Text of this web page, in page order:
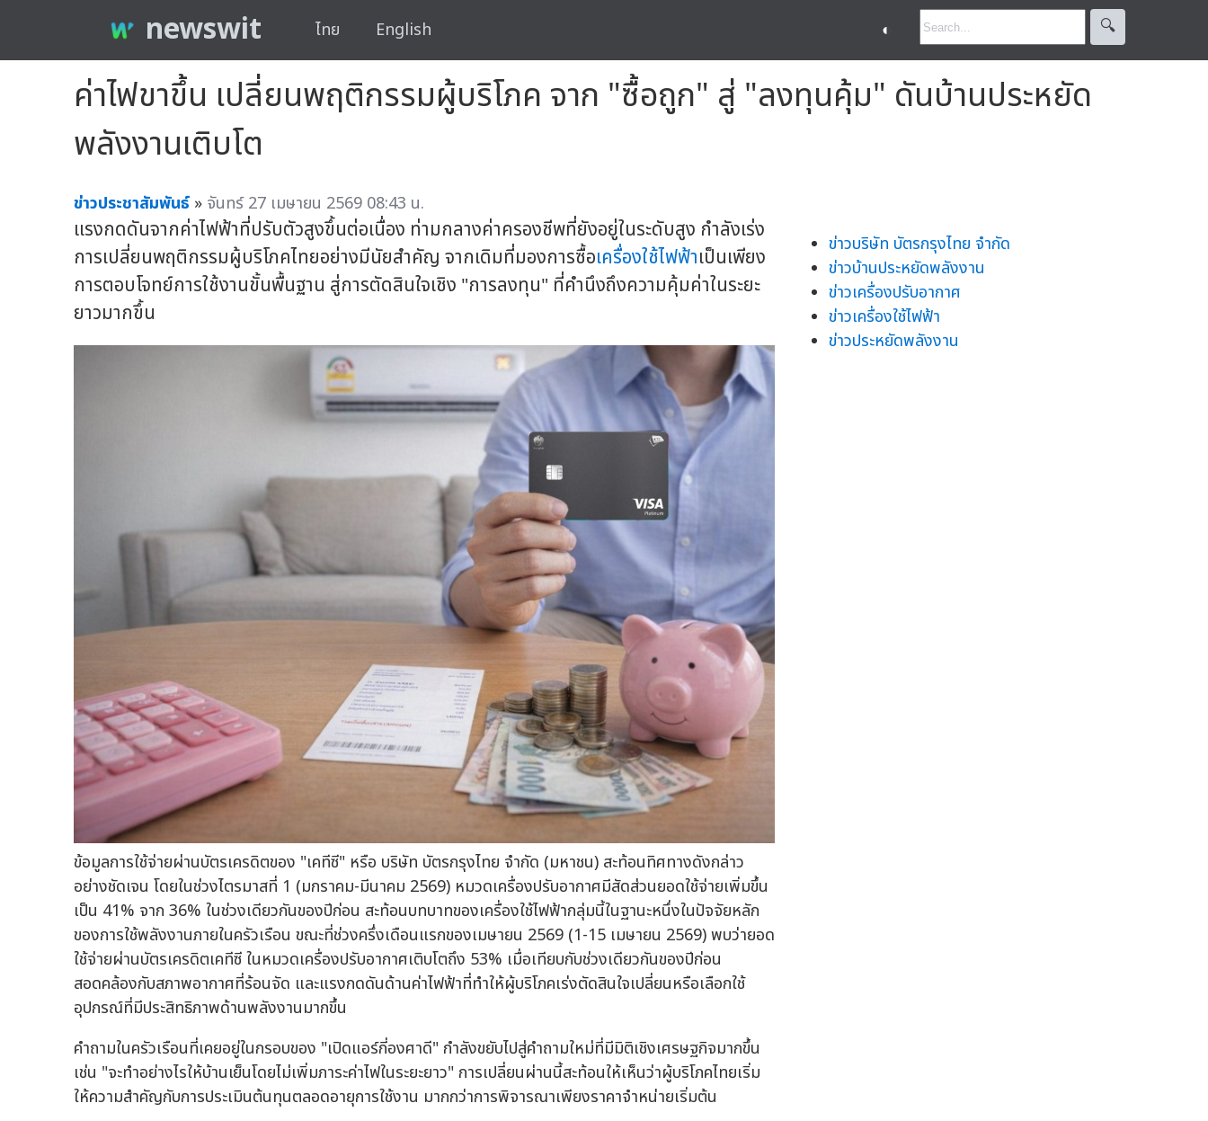
newswit ไทย English ◐ 🔍︎
ค่าไฟขาขึ้น เปลี่ยนพฤติกรรมผู้บริโภค จาก "ซื้อถูก" สู่ "ลงทุนคุ้ม" ดันบ้านประหยัด
พลังงานเติบโต
ข่าวประชาสัมพันธ์ » จันทร์ 27 เมษายน 2569 08:43 น.
แรงกดดันจากค่าไฟฟ้าที่ปรับตัวสูงขึ้นต่อเนื่อง ท่ามกลางค่าครองชีพที่ยังอยู่ในระดับสูง กำลังเร่ง
การเปลี่ยนพฤติกรรมผู้บริโภคไทยอย่างมีนัยสำคัญ จากเดิมที่มองการซื้อเครื่องใช้ไฟฟ้าเป็นเพียง
การตอบโจทย์การใช้งานขั้นพื้นฐาน สู่การตัดสินใจเชิง "การลงทุน" ที่คำนึงถึงความคุ้มค่าในระยะ
ยาวมากขึ้น
ข้อมูลการใช้จ่ายผ่านบัตรเครดิตของ "เคทีซี" หรือ บริษัท บัตรกรุงไทย จำกัด (มหาชน) สะท้อนทิศทางดังกล่าว
อย่างชัดเจน โดยในช่วงไตรมาสที่ 1 (มกราคม-มีนาคม 2569) หมวดเครื่องปรับอากาศมีสัดส่วนยอดใช้จ่ายเพิ่มขึ้น
เป็น 41% จาก 36% ในช่วงเดียวกันของปีก่อน สะท้อนบทบาทของเครื่องใช้ไฟฟ้ากลุ่มนี้ในฐานะหนึ่งในปัจจัยหลัก
ของการใช้พลังงานภายในครัวเรือน ขณะที่ช่วงครึ่งเดือนแรกของเมษายน 2569 (1-15 เมษายน 2569) พบว่ายอด
ใช้จ่ายผ่านบัตรเครดิตเคทีซี ในหมวดเครื่องปรับอากาศเติบโตถึง 53% เมื่อเทียบกับช่วงเดียวกันของปีก่อน
สอดคล้องกับสภาพอากาศที่ร้อนจัด และแรงกดดันด้านค่าไฟฟ้าที่ทำให้ผู้บริโภคเร่งตัดสินใจเปลี่ยนหรือเลือกใช้
อุปกรณ์ที่มีประสิทธิภาพด้านพลังงานมากขึ้น
คำถามในครัวเรือนที่เคยอยู่ในกรอบของ "เปิดแอร์กี่องศาดี" กำลังขยับไปสู่คำถามใหม่ที่มีมิติเชิงเศรษฐกิจมากขึ้น
เช่น "จะทำอย่างไรให้บ้านเย็นโดยไม่เพิ่มภาระค่าไฟในระยะยาว" การเปลี่ยนผ่านนี้สะท้อนให้เห็นว่าผู้บริโภคไทยเริ่ม
ให้ความสำคัญกับการประเมินต้นทุนตลอดอายุการใช้งาน มากกว่าการพิจารณาเพียงราคาจำหน่ายเริ่มต้น
ข่าวบริษัท บัตรกรุงไทย จำกัด
ข่าวบ้านประหยัดพลังงาน
ข่าวเครื่องปรับอากาศ
ข่าวเครื่องใช้ไฟฟ้า
ข่าวประหยัดพลังงาน